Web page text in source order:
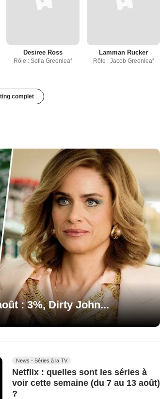
Desiree Ross
Rôle : Sofia Greenleaf
Lamman Rucker
Rôle : Jacob Greenleaf
complet
: 3%, Dirty John...
News - Séries à la TV
Netflix : quelles sont les séries à
voir cette semaine (du 7 au 13 août)
?